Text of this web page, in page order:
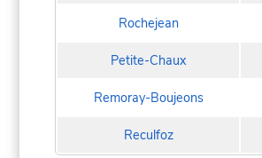
Rochejean
Petite-Chaux
Remoray-Boujeons
Reculfoz